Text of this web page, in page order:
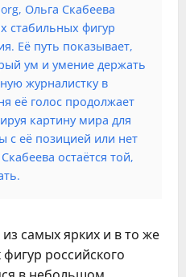
Ольга Скабеева
стабильных фигур
Её путь показывает,
ум и умение держать
журналистку в
её голос продолжает
картину мира для
с её позицией или нет
остаётся той,
самых ярких и в то же
российского